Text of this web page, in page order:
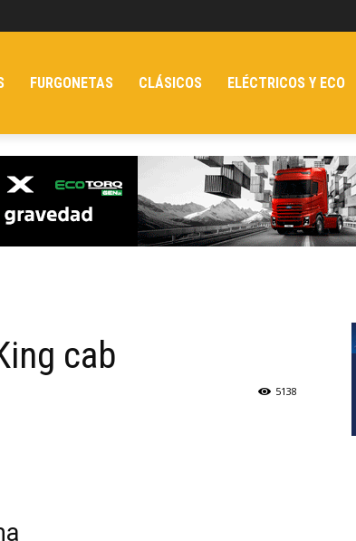
FURGONETAS CLÁSICOS ELÉCTRICOS Y ECO
cab
5138